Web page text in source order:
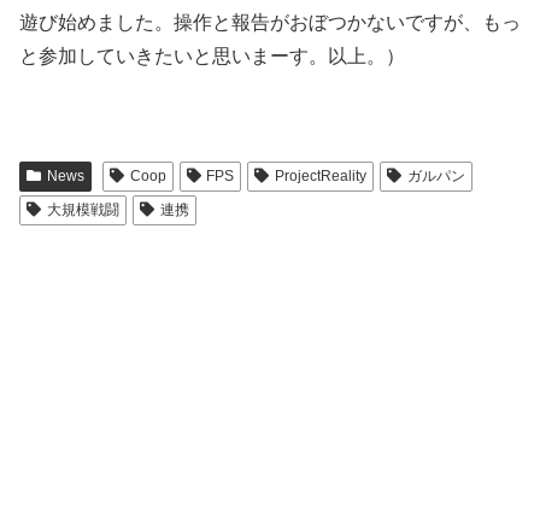
遊び始めました。操作と報告がおぼつかないですが、もっ
と参加していきたいと思いまーす。以上。）
News Coop FPS ProjectReality
ガルパン
大規模戦闘
連携